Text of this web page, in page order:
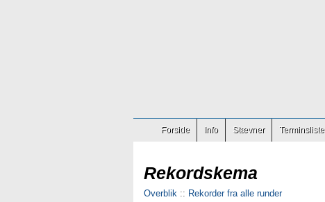
Forside Info Stævner Terminsliste
Rekordskema
Overblik :: Rekorder fra alle runder